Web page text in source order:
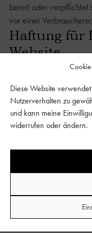
Diese Website
Nutzerverhalten zu
und kann meine
widerrufen oder ändern.
bereit oder verpflichtet
vor einer
Haftung für
Website
Wir entwickeln die
bereitzustellen. Leider
Korrektheit aller
speziell für jene, die
überwachen oder
rechtswidrige Tätigkeit
zur Entfernung von
Nutzung von
aufgrund von